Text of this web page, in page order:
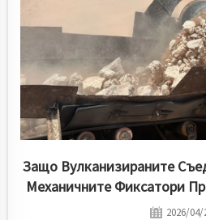
Защо Вулканизираните
Механичните Фиксатори
2026/04/